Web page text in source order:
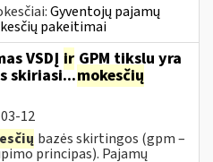
Gyventojų pajamų
pakeitimai
VSDĮ ir GPM tikslu yra
skiriasi...mokesčių
12
bazės skirtingos (gpm –
principas). Pajamų